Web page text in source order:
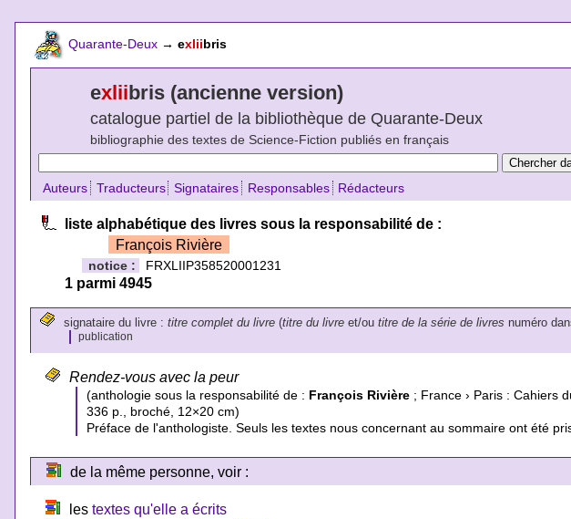
Quarante-Deux → exliibris
exliibris (ancienne version)
catalogue partiel de la bibliothèque de Quarante-Deux
bibliographie des textes de Science-Fiction publiés en français
Auteurs Traducteurs Signataires Responsables Rédacteurs
liste alphabétique des livres sous la responsabilité de :
François Rivière
notice : FRXLIIP358520001231
1 parmi 4945
signataire du livre : titre complet du livre(titre du livreet/ou titre de la série de livres numéro
publication
Rendez-vous avec la peur
(anthologie sous la responsabilité de : François Rivière ; France › Paris : Cahiers
336 p., broché, 12×20 cm)
Préface de l'anthologiste. Seuls les textes nous concernant au sommaire ont été
de la même personne, voir :
lestextes qu'elle a écrits